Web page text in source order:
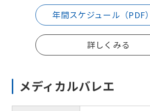
年間スケジュール（PDF）
詳しくみる
メディカルバレエ
differ
from
the
original
We
ask